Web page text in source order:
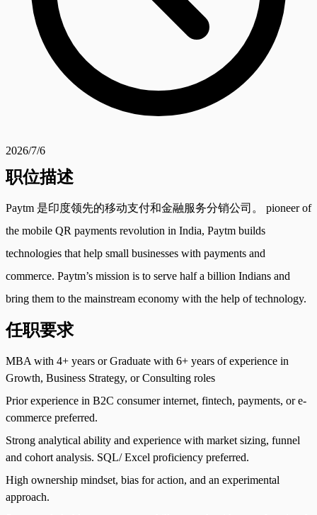
2026/7/6
职位描述
Paytm 是印度领先的移动支付和金融服务分销公司。 pioneer of
the mobile QR payments revolution in India, Paytm builds
technologies that help small businesses with payments and
commerce. Paytm’s mission is to serve half a billion Indians and
bring them to the mainstream economy with the help of technology.
任职要求
MBA with 4+ years or Graduate with 6+ years of experience in
Growth, Business Strategy, or Consulting roles
Prior experience in B2C consumer internet, fintech, payments, or e-
commerce preferred.
Strong analytical ability and experience with market sizing, funnel
and cohort analysis. SQL/ Excel proficiency preferred.
High ownership mindset, bias for action, and an experimental
approach.